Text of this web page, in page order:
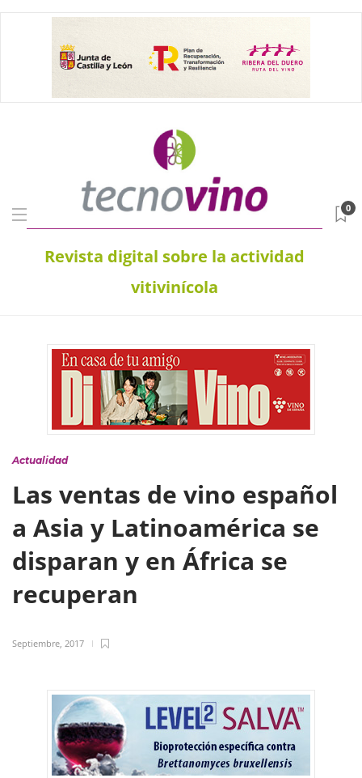
Revista digital sobre la actividad
vitivinícola
0
Actualidad
Las ventas de vino español
a Asia y Latinoamérica se
disparan y en África se
recuperan
Septiembre, 2017